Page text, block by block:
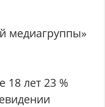
медиагруппы»
18 лет 23 %